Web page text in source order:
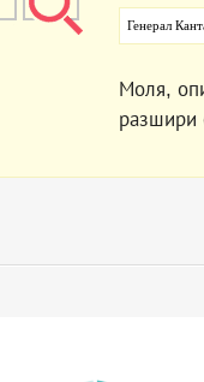
Генерал
Моля,
разшири